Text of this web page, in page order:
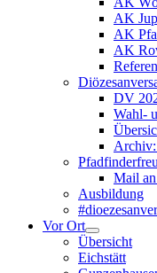
AK
AK
AK
DV
Wahl-
Archiv:
Mail
Ausbildung
Vor Ort
Übersicht
Eichstätt